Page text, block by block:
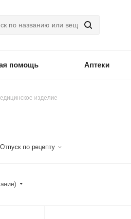
помощь Аптеки
изделие
Отпуск по рецепту